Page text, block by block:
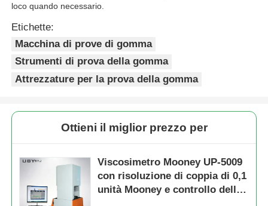
loco quando necessario.
Etichette:
Macchina di prove di gomma
Strumenti di prova della gomma
Attrezzature per la prova della gomma
Ottieni il miglior prezzo per
Viscosimetro Mooney UP-5009
con risoluzione di coppia di 0,1
unità Mooney e controllo della